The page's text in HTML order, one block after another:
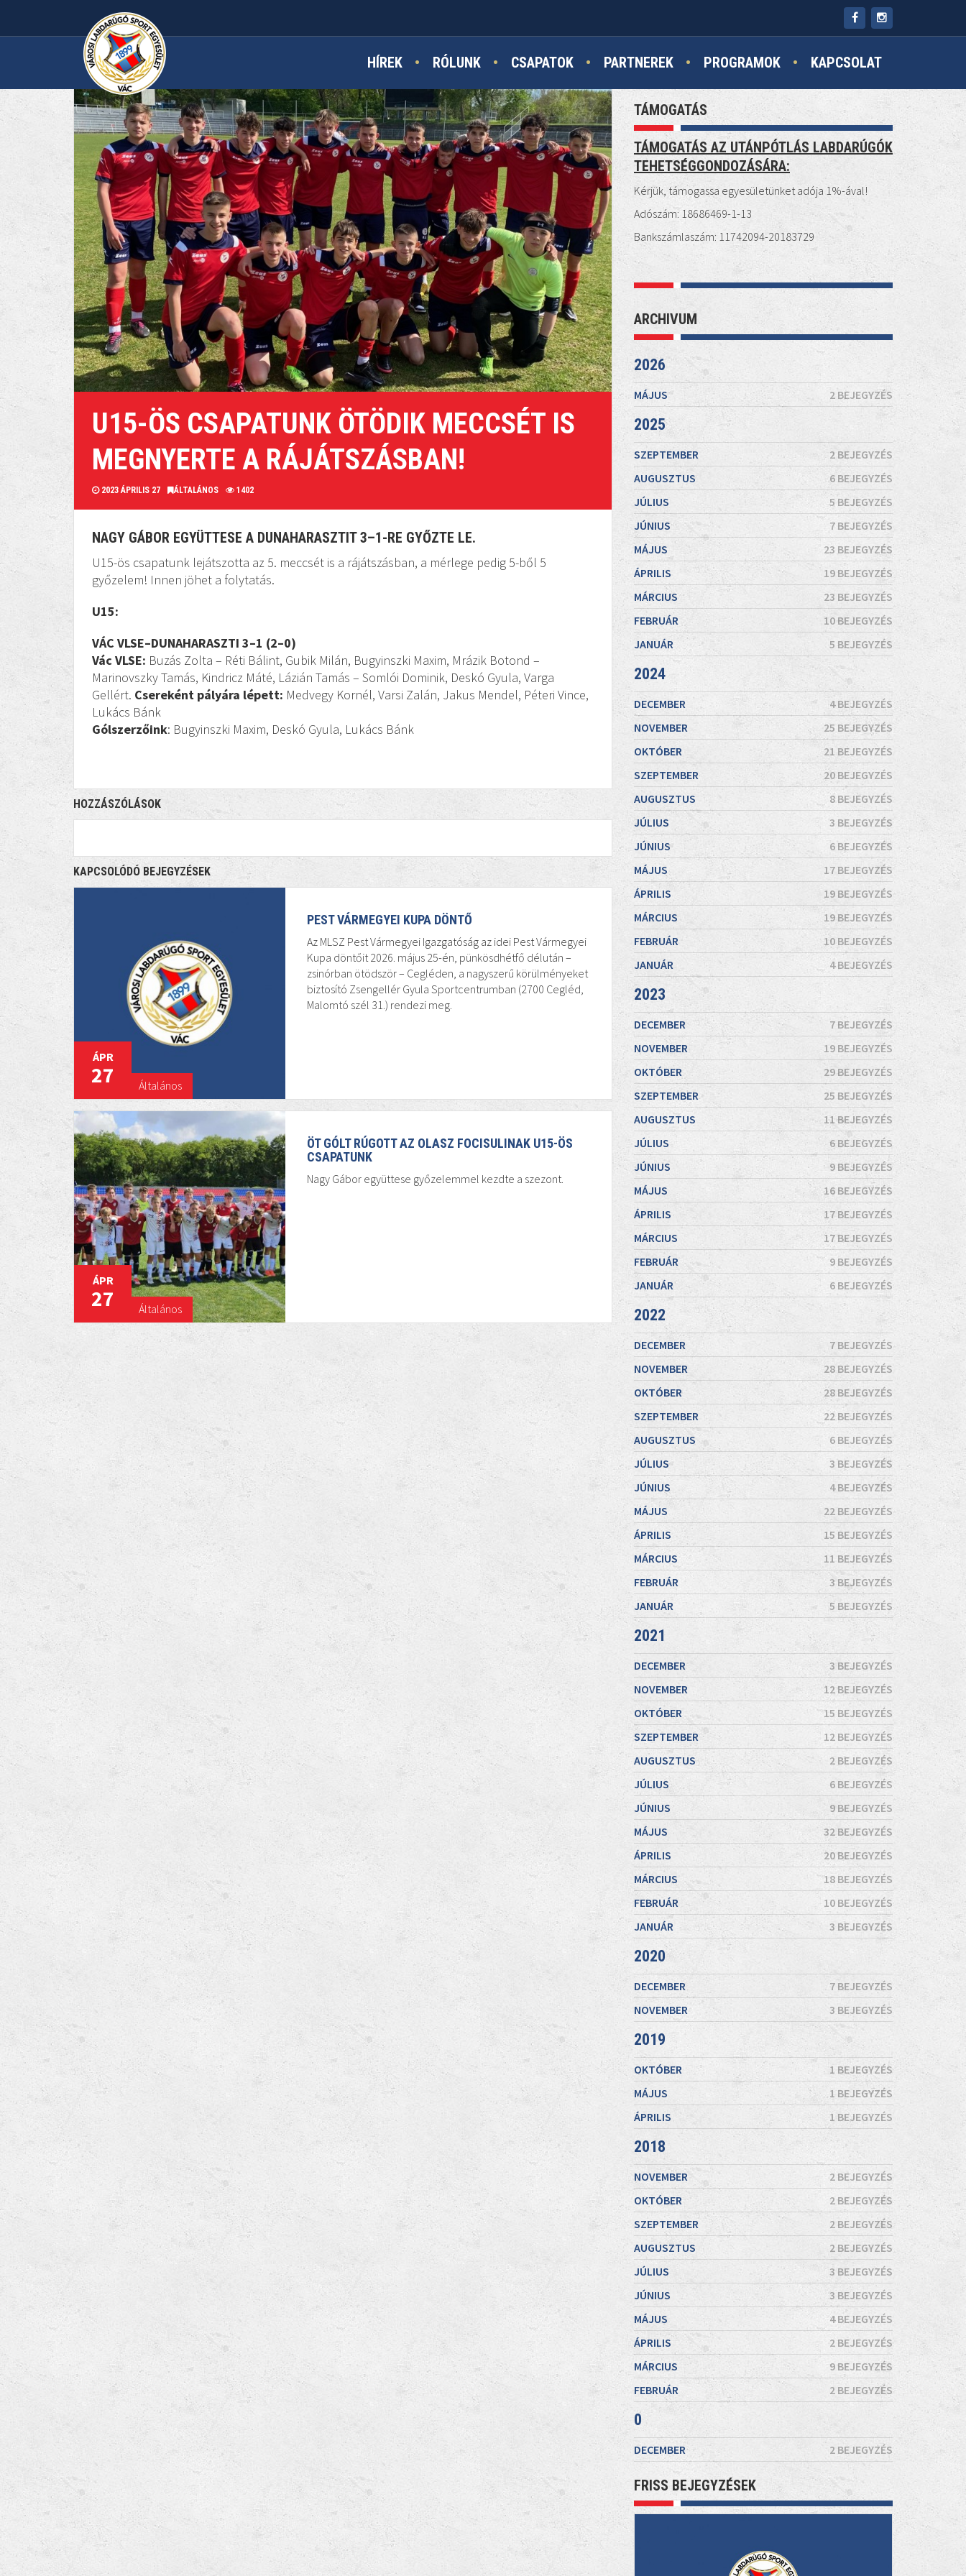
HÍREK RÓLUNK CSAPATOK PARTNEREK PROGRAMOK KAPCSOLAT
U15-ÖS CSAPATUNK ÖTÖDIK MECCSÉT IS
MEGNYERTE A RÁJÁTSZÁSBAN!
2023 ÁPRILIS 27 ÁLTALÁNOS 1402
NAGY GÁBOR EGYÜTTESE A DUNAHARASZTIT 3–1-RE GYŐZTE LE.
U15-ös csapatunk lejátszotta az 5. meccsét is a rájátszásban, a mérlege pedig 5-ből 5
győzelem! Innen jöhet a folytatás.
U15:
VÁC VLSE–DUNAHARASZTI 3–1 (2–0)
Vác VLSE: Buzás Zolta – Réti Bálint, Gubik Milán, Bugyinszki Maxim, Mrázik Botond –
Marinovszky Tamás, Kindricz Máté, Lázián Tamás – Somlói Dominik, Deskó Gyula, Varga
Gellért. Csereként pályára lépett: Medvegy Kornél, Varsi Zalán, Jakus Mendel, Péteri Vince,
Lukács Bánk
Gólszerzőink: Bugyinszki Maxim, Deskó Gyula, Lukács Bánk
HOZZÁSZÓLÁSOK
KAPCSOLÓDÓ BEJEGYZÉSEK
Általános
ÁPR
27
PEST VÁRMEGYEI KUPA DÖNTŐ
Az MLSZ Pest Vármegyei Igazgatóság az idei Pest Vármegyei
Kupa döntőit 2026. május 25-én, pünkösdhétfő délután –
zsinórban ötödször – Cegléden, a nagyszerű körülményeket
biztosító Zsengellér Gyula Sportcentrumban (2700 Cegléd,
Malomtó szél 31.) rendezi meg.
Általános
ÁPR
27
ÖT GÓLT RÚGOTT AZ OLASZ FOCISULINAK U15-ÖS
CSAPATUNK
Nagy Gábor együttese győzelemmel kezdte a szezont.
TÁMOGATÁS
TÁMOGATÁS AZ UTÁNPÓTLÁS LABDARÚGÓK
TEHETSÉGGONDOZÁSÁRA:
Kérjük, támogassa egyesületünket adója 1%-ával!
Adószám: 18686469-1-13
Bankszámlaszám: 11742094-20183729
ARCHIVUM
2026
MÁJUS 2 BEJEGYZÉS
2025
SZEPTEMBER
2 BEJEGYZÉS
AUGUSZTUS
6 BEJEGYZÉS
JÚLIUS
5 BEJEGYZÉS
JÚNIUS
7 BEJEGYZÉS
MÁJUS
23 BEJEGYZÉS
ÁPRILIS
19 BEJEGYZÉS
MÁRCIUS
23 BEJEGYZÉS
FEBRUÁR
10 BEJEGYZÉS
JANUÁR
5 BEJEGYZÉS
2024
DECEMBER
4 BEJEGYZÉS
NOVEMBER
25 BEJEGYZÉS
OKTÓBER
21 BEJEGYZÉS
SZEPTEMBER
20 BEJEGYZÉS
AUGUSZTUS
8 BEJEGYZÉS
JÚLIUS
3 BEJEGYZÉS
JÚNIUS
6 BEJEGYZÉS
MÁJUS
17 BEJEGYZÉS
ÁPRILIS
19 BEJEGYZÉS
MÁRCIUS
19 BEJEGYZÉS
FEBRUÁR
10 BEJEGYZÉS
JANUÁR
4 BEJEGYZÉS
2023
DECEMBER
7 BEJEGYZÉS
NOVEMBER
19 BEJEGYZÉS
OKTÓBER
29 BEJEGYZÉS
SZEPTEMBER
25 BEJEGYZÉS
AUGUSZTUS
11 BEJEGYZÉS
JÚLIUS
6 BEJEGYZÉS
JÚNIUS
9 BEJEGYZÉS
MÁJUS
16 BEJEGYZÉS
ÁPRILIS
17 BEJEGYZÉS
MÁRCIUS
17 BEJEGYZÉS
FEBRUÁR
9 BEJEGYZÉS
JANUÁR
6 BEJEGYZÉS
2022
DECEMBER
7 BEJEGYZÉS
NOVEMBER
28 BEJEGYZÉS
OKTÓBER
28 BEJEGYZÉS
SZEPTEMBER
22 BEJEGYZÉS
AUGUSZTUS
6 BEJEGYZÉS
JÚLIUS
3 BEJEGYZÉS
JÚNIUS
4 BEJEGYZÉS
MÁJUS
22 BEJEGYZÉS
ÁPRILIS
15 BEJEGYZÉS
MÁRCIUS
11 BEJEGYZÉS
FEBRUÁR
3 BEJEGYZÉS
JANUÁR
5 BEJEGYZÉS
2021
DECEMBER
3 BEJEGYZÉS
NOVEMBER
12 BEJEGYZÉS
OKTÓBER
15 BEJEGYZÉS
SZEPTEMBER
12 BEJEGYZÉS
AUGUSZTUS
2 BEJEGYZÉS
JÚLIUS
6 BEJEGYZÉS
JÚNIUS
9 BEJEGYZÉS
MÁJUS
32 BEJEGYZÉS
ÁPRILIS
20 BEJEGYZÉS
MÁRCIUS
18 BEJEGYZÉS
FEBRUÁR
10 BEJEGYZÉS
JANUÁR
3 BEJEGYZÉS
2020
DECEMBER
7 BEJEGYZÉS
NOVEMBER
3 BEJEGYZÉS
2019
OKTÓBER
1 BEJEGYZÉS
MÁJUS
1 BEJEGYZÉS
ÁPRILIS
1 BEJEGYZÉS
2018
NOVEMBER
2 BEJEGYZÉS
OKTÓBER
2 BEJEGYZÉS
SZEPTEMBER
2 BEJEGYZÉS
AUGUSZTUS
2 BEJEGYZÉS
JÚLIUS
3 BEJEGYZÉS
JÚNIUS
3 BEJEGYZÉS
MÁJUS
4 BEJEGYZÉS
ÁPRILIS
2 BEJEGYZÉS
MÁRCIUS
9 BEJEGYZÉS
FEBRUÁR
2 BEJEGYZÉS
0
DECEMBER 2 BEJEGYZÉS
FRISS BEJEGYZÉSEK